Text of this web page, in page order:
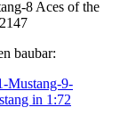
baubar: